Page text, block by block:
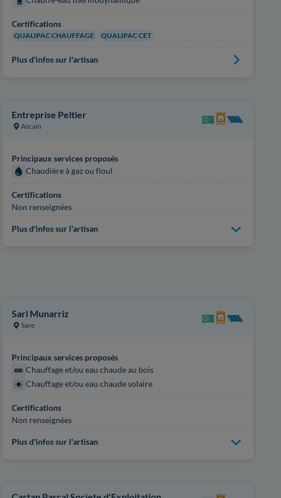
Certifications
QUALIPAC CHAUFFAGE QUALIPAC CET
Plus d'infos sur l'artisan
Entreprise Peltier
Ascain
Principaux services proposés
Chaudière à gaz ou fioul
Certifications
Non renseignées
Plus d'infos sur l'artisan
Sarl Munarriz
Sare
Principaux services proposés
Chauffage et/ou eau chaude au bois
Chauffage et/ou eau chaude solaire
Certifications
Non renseignées
Plus d'infos sur l'artisan